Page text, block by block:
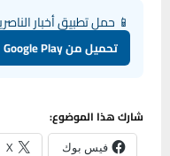
📱 حمل تطبيق أخبار
تحميل من Google Play
شارك هذا الموضوع:
فيس بوك X